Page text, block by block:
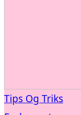
Tips Og Triks